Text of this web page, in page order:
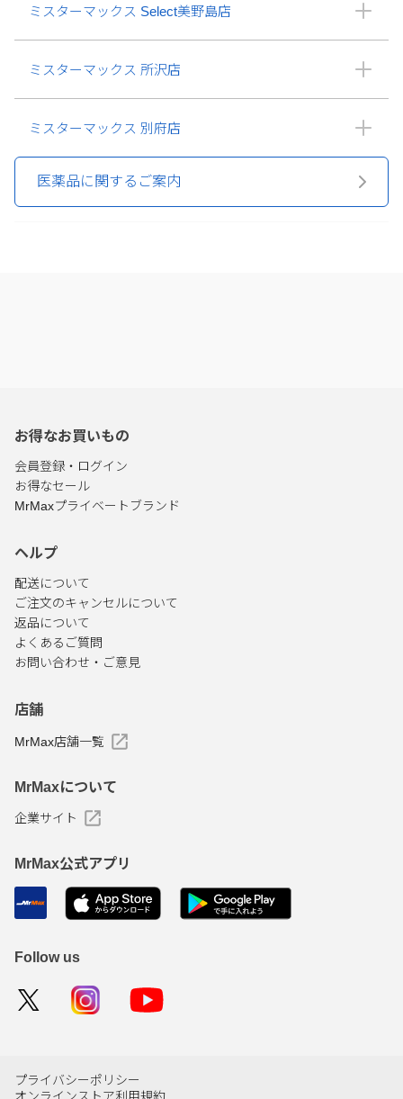
ミスターマックス Select美野島店
ミスターマックス 所沢店
ミスターマックス 別府店
医薬品に関するご案内
お得なお買いもの
会員登録・ログイン
お得なセール
MrMaxプライベートブランド
ヘルプ
配送について
ご注文のキャンセルについて
返品について
よくあるご質問
お問い合わせ・ご意見
店舗
MrMax店舗一覧
MrMaxについて
企業サイト
MrMax公式アプリ
Follow us
プライバシーポリシー